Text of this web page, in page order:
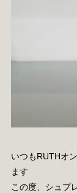
いつもRUTHオ
ます
この度、シュプ